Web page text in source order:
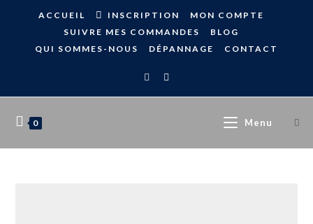
ACCUEIL INSCRIPTION
MON COMPTE
SUIVRE MES COMMANDES
BLOG
QUI SOMMES-NOUS
DÉPANNAGE CONTACT
0 Menu